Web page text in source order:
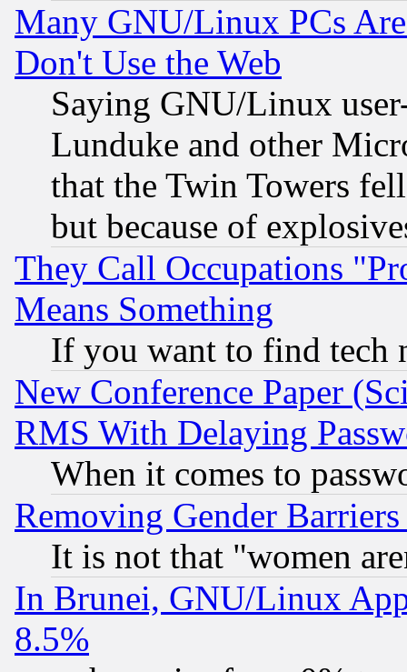
Many GNU/Linux PCs
Don't Use the Web
Saying GNU/Linux
Lunduke and other
that the Twin Towers
but because of
They Call Occupations
Means Something
If you want to find tech
New Conference Paper
RMS With Delaying
When it comes to
Removing Gender
It is not that "women
In Brunei, GNU/Linux
8.5%